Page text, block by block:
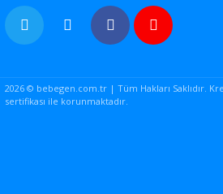
2026 © bebegen.com.tr | Tüm Hakları Saklıdır.
sertifikası ile korunmaktadır.